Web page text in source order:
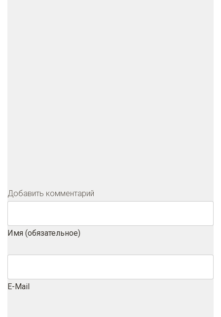
Добавить комментарий
Имя (обязательное)
E-Mail